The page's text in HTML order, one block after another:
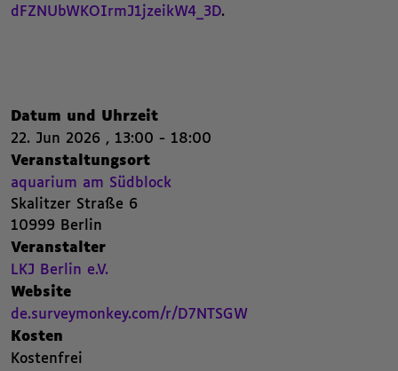
dFZNUbWKOIrmJ1jzeikW4_3D.
Zusammenfassende
Datum und Uhrzeit,
22. Jun 2026 , 13:00 - 18:00
22. Juni 2026 , 13:00 bis 18:00 ,
,,Veranstaltungsort,
aquarium am Südblock
Skalitzer Straße 6
10999 Berlin
Veranstalter,
LKJ Berlin e.V.
LKJ Berlin e.V.. Zur Seite von LKJ Berlin e.V. auf Kubinaut wechseln.
Website,
de.surveymonkey.com/r/D7NTSGW
Beitrags Webseite. Öffnet einen neuen Browser Tab.
,
Kosten
Kostenfrei
Nachfolgend die Kategorien beziehungsweise Filter des Beitrags.